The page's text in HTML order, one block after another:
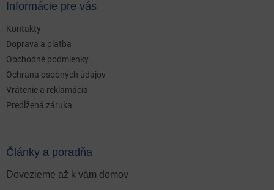
Informácie pre vás
Kontakty
Doprava a platba
Obchodné podmienky
Ochrana osobných údajov
Vrátenie a reklamácia
Predĺžená záruka
Články a poradňa
Dovezieme až k vám domov